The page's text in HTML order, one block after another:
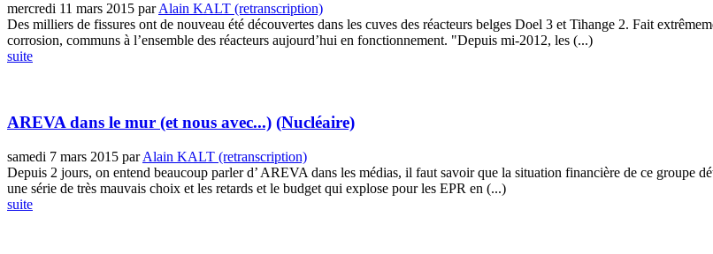
mercredi 11 mars 2015 parAlain KALT (retranscription)
Des milliers de fissures ont de nouveau été découvertes dans les cuves des réacteurs belges Doel 3 et Tihange 2. Fait
corrosion, communs à l’ensemble des réacteurs aujourd’hui en fonctionnement. "Depuis mi-2012, les (...)
suite
AREVA dans le mur (et nous avec...) (Nucléaire)
samedi 7 mars 2015 parAlain KALT (retranscription)
Depuis 2 jours, on entend beaucoup parler d’ AREVA dans les médias, il faut savoir que la situation financière de ce groupe
une série de très mauvais choix et les retards et le budget qui explose pour les EPR en (...)
suite